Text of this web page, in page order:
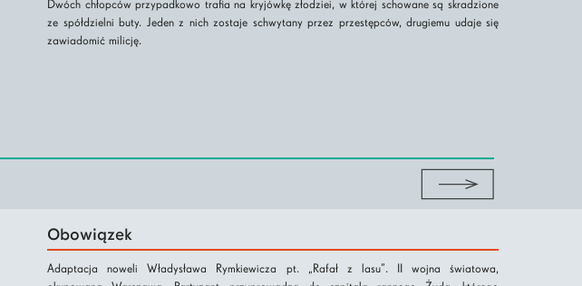
Dwóch chłopców przypadkowo trafia na kryjówkę złodziei, w której schowane są skradzione
ze spółdzielni buty. Jeden z nich zostaje schwytany przez przestępców, drugiemu udaje się
zawiadomić milicję.
Obowiązek
Adaptacja noweli Władysława Rymkiewicza pt. „Rafał z lasu”. II wojna światowa,